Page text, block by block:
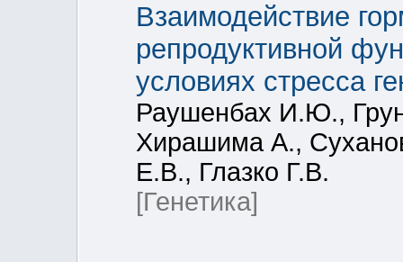
Взаимодействие
репродуктивной
условиях стресса
Раушенбах И.Ю.,
Хирашима А.,
Е.В., Глазко Г.В.
[Генетика]